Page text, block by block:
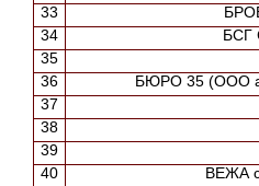
33
34
БСГ
35
36
БЮРО 35 (ООО
37
38
39
40
ВЕЖА